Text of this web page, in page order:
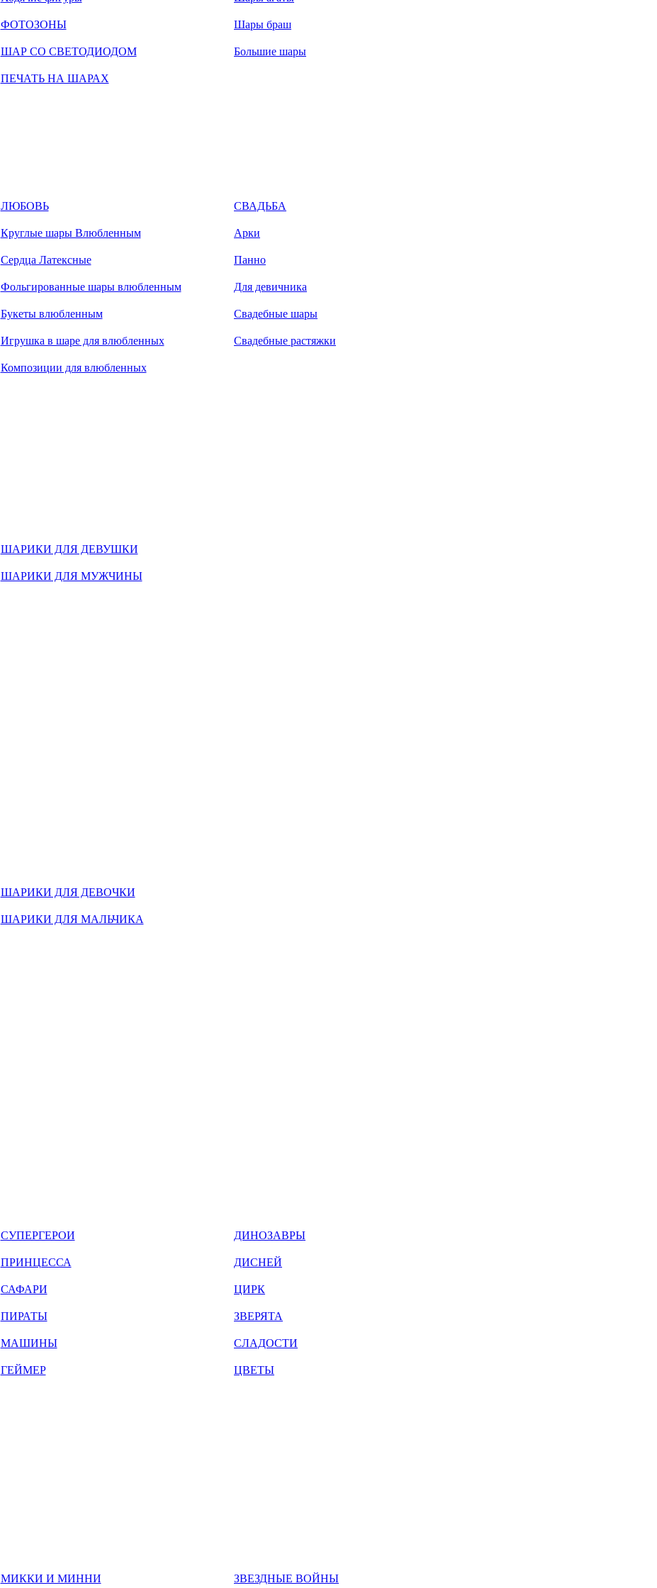
ФОТОЗОНЫ
ШАР СО СВЕТОДИОДОМ
ПЕЧАТЬ НА ШАРАХ
Шары браш
Большие шары
ЛЮБОВЬ
Круглые шары Влюбленным
Сердца Латексные
Фольгированные шары влюбленным
Букеты влюбленным
Игрушка в шаре для влюбленных
Композиции для влюбленных
СВАДЬБА
Арки
Панно
Для девичника
Свадебные шары
Свадебные растяжки
ШАРИКИ ДЛЯ ДЕВУШКИ
ШАРИКИ ДЛЯ МУЖЧИНЫ
ШАРИКИ ДЛЯ ДЕВОЧКИ
ШАРИКИ ДЛЯ МАЛЬЧИКА
СУПЕРГЕРОИ
ПРИНЦЕССА
САФАРИ
ПИРАТЫ
МАШИНЫ
ГЕЙМЕР
ДИНОЗАВРЫ
ДИСНЕЙ
ЦИРК
ЗВЕРЯТА
СЛАДОСТИ
ЦВЕТЫ
МИККИ И МИННИ ЗВЕЗДНЫЕ ВОЙНЫ